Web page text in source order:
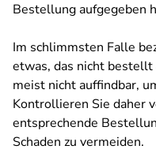
Bestellung aufgegeben
Im schlimmsten Falle
etwas, das nicht
meist nicht auffindbar,
Kontrollieren Sie daher
entsprechende
Schaden zu vermeiden.